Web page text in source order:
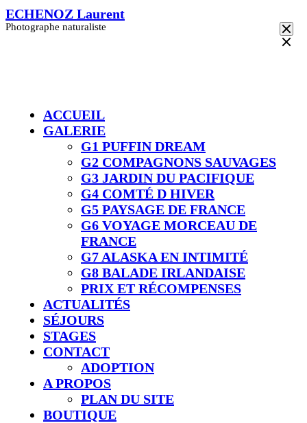
Skip
to
ECHENOZ Laurent
Photographe naturaliste
ACCUEIL
GALERIE
G1 PUFFIN DREAM
G2 COMPAGNONS SAUVAGES
G3 JARDIN DU PACIFIQUE
G4 COMTÉ D HIVER​
G5 PAYSAGE DE FRANCE
G6 VOYAGE MORCEAU DE
FRANCE
G7 ALASKA EN INTIMITÉ
G8 BALADE IRLANDAISE
PRIX ET RÉCOMPENSES
ACTUALITÉS
SÉJOURS
STAGES
CONTACT
ADOPTION
A PROPOS
PLAN DU SITE
BOUTIQUE